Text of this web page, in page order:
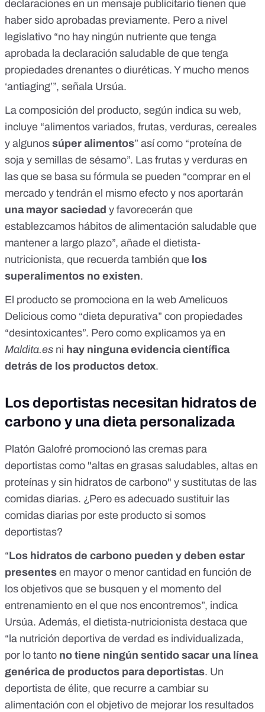
declaraciones en un mensaje publicitario tienen que
haber sido aprobadas previamente. Pero a nivel
legislativo “no hay ningún nutriente que tenga
aprobada la declaración saludable de que tenga
propiedades drenantes o diuréticas. Y mucho menos
‘antiaging’”, señala Ursúa.
La composición del producto, según indica su web,
incluye “alimentos variados, frutas, verduras, cereales
y algunos súper alimentos” así como “proteína de
soja y semillas de sésamo”. Las frutas y verduras en
las que se basa su fórmula se pueden “comprar en el
mercado y tendrán el mismo efecto y nos aportarán
una mayor saciedad y favorecerán que
establezcamos hábitos de alimentación saludable que
mantener a largo plazo”, añade el dietista-
nutricionista, que recuerda también que los
superalimentos no existen.
El producto se promociona en la web Amelicuos
Delicious como “dieta depurativa” con propiedades
“desintoxicantes”. Pero como explicamos ya en
Maldita.es ni hay ninguna evidencia científica
detrás de los productos detox.
Los deportistas necesitan hidratos de
carbono y una dieta personalizada
Platón Galofré promocionó las cremas para
deportistas como "altas en grasas saludables, altas en
proteínas y sin hidratos de carbono" y sustitutas de las
comidas diarias. ¿Pero es adecuado sustituir las
comidas diarias por este producto si somos
deportistas?
“Los hidratos de carbono pueden y deben estar
presentes en mayor o menor cantidad en función de
los objetivos que se busquen y el momento del
entrenamiento en el que nos encontremos”, indica
Ursúa. Además, el dietista-nutricionista destaca que
“la nutrición deportiva de verdad es individualizada,
por lo tanto no tiene ningún sentido sacar una línea
genérica de productos para deportistas. Un
deportista de élite, que recurre a cambiar su
alimentación con el objetivo de mejorar los resultados